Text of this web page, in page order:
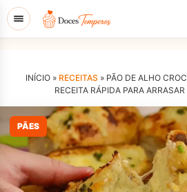
INÍCIO » RECEITAS » PÃO DE ALHO
RECEITA RÁPIDA PARA
PÃES